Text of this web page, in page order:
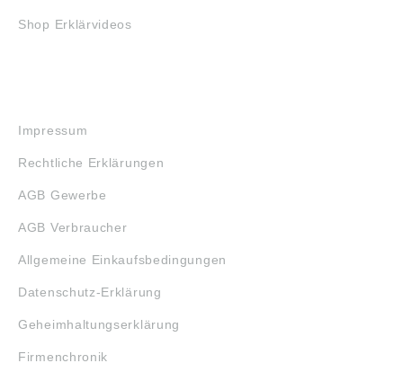
Shop Erklärvideos
Impressum
Rechtliche Erklärungen
AGB Gewerbe
AGB Verbraucher
Allgemeine Einkaufsbedingungen
Datenschutz-Erklärung
Geheimhaltungserklärung
Firmenchronik